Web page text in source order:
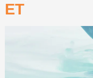
ET